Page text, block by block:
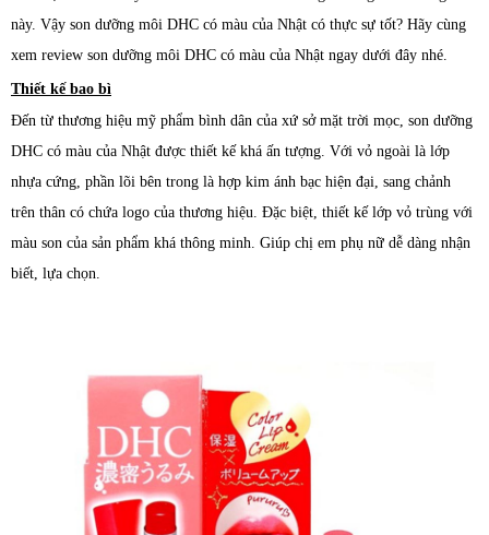
này. Vậy son dưỡng môi DHC có màu của Nhật có thực sự tốt? Hãy cùng
xem review son dưỡng môi DHC có màu của Nhật ngay dưới đây nhé.
Thiết kế bao bì
Đến từ thương hiệu mỹ phẩm bình dân của xứ sở mặt trời mọc, son dưỡng
DHC có màu của Nhật được thiết kế khá ấn tượng. Với vỏ ngoài là lớp
nhựa cứng, phần lõi bên trong là hợp kim ánh bạc hiện đại, sang chảnh
trên thân có chứa logo của thương hiệu. Đặc biệt, thiết kế lớp vỏ trùng với
màu son của sản phẩm khá thông minh. Giúp chị em phụ nữ dễ dàng nhận
biết, lựa chọn.